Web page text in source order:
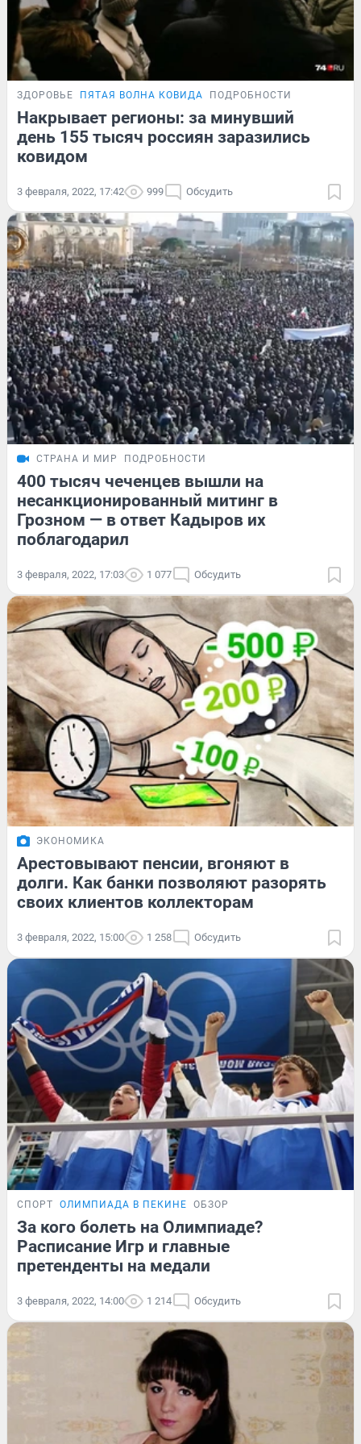
ЗДОРОВЬЕ ПЯТАЯ ВОЛНА КОВИДА ПОДРОБНОСТИ
Накрывает регионы: за минувший
день 155 тысяч россиян заразились
ковидом
3 февраля, 2022, 17:42 999 Обсудить
СТРАНА И МИР ПОДРОБНОСТИ
400 тысяч чеченцев вышли на
несанкционированный митинг в
Грозном — в ответ Кадыров их
поблагодарил
3 февраля, 2022, 17:03 1 077 Обсудить
ЭКОНОМИКА
Арестовывают пенсии, вгоняют в
долги. Как банки позволяют разорять
своих клиентов коллекторам
3 февраля, 2022, 15:00 1 258 Обсудить
СПОРТ ОЛИМПИАДА В ПЕКИНЕ ОБЗОР
За кого болеть на Олимпиаде?
Расписание Игр и главные
претенденты на медали
3 февраля, 2022, 14:00 1 214 Обсудить